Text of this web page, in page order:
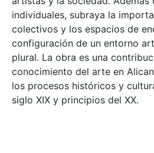
individuales, subraya la
colectivos y los espacios de
configuración de un entorno
plural. La obra es una
conocimiento del arte en
los procesos históricos y
siglo XIX y principios del XX.